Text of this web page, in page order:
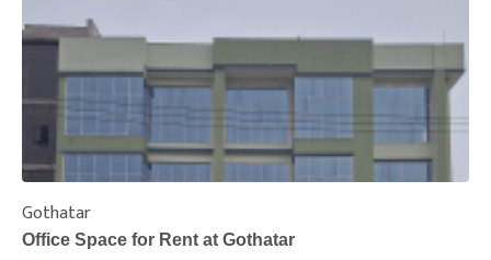
Gothatar
Office Space for Rent at Gothatar